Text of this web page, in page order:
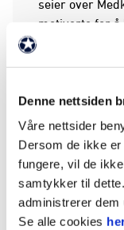
Denne nettsiden
Våre nettsider
Dersom de ikke
fungere, vil de
samtykker til
administrerer dem
Se alle cookies
seier over
motiverte for å